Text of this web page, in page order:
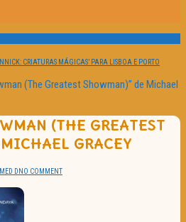
CRIATURAS MÁGICAS’ PARA LISBOA E PORTO
(The Greatest Showman)” de Michael
(THE GREATEST
GRACEY
MED D NO COMMENT